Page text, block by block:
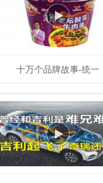
十万个品牌故事-统一